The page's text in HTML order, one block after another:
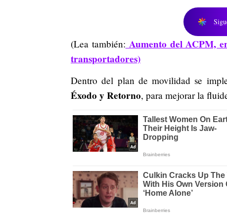
(Lea también: Aumento del ACPM,
transportadores)
Dentro del plan de movilidad se
Éxodo y Retorno, para mejorar la